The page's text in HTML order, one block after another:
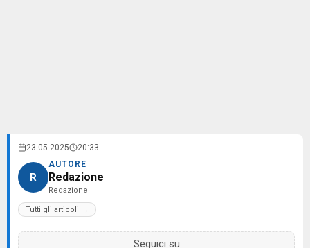
23.05.2025 20:33
R
AUTORE
Redazione
Redazione
Tutti gli articoli →
Seguici su